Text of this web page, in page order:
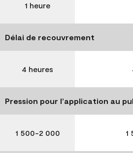
1 heure
Délai de recouvrement
4 heures
Pression pour l’application au
1 500-2 000 1